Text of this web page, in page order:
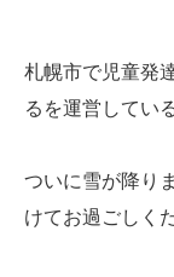
札幌市で児童発
るを運営してい
ついに雪が降り
けてお過ごしく